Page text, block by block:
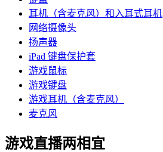
耳机（含麦克风）和入耳式耳机
网络摄像头
扬声器
iPad 键盘保护套
游戏鼠标
游戏键盘
游戏耳机（含麦克风）
麦克风
游戏直播两相宜